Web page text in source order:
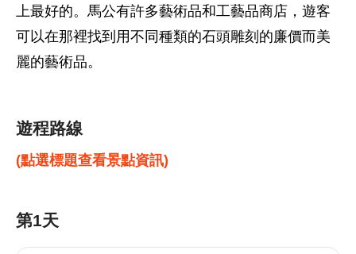
上最好的。馬公有許多藝術品和工藝品商店，遊客
可以在那裡找到用不同種類的石頭雕刻的廉價而美
麗的藝術品。
遊程路線
(點選標題查看景點資訊)
第1天